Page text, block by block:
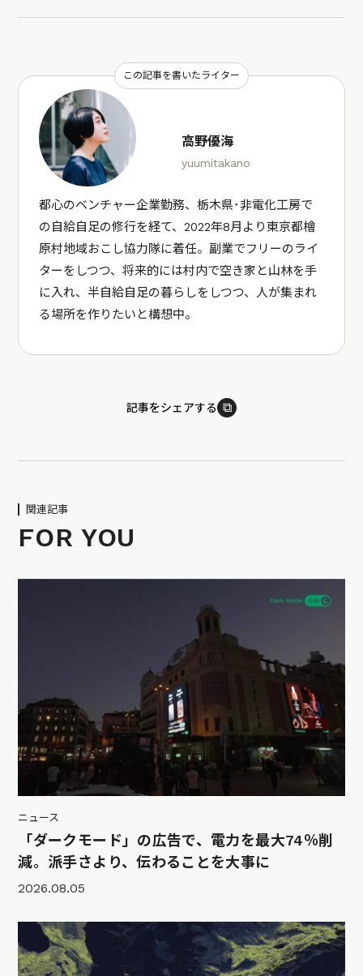
この記事を書いたライター
高野優海
yuumitakano
都心のベンチャー企業勤務、栃木県･非電化工房で
の自給自足の修行を経て、2022年8月より東京都檜
原村地域おこし協力隊に着任。副業でフリーのライ
ターをしつつ、将来的には村内で空き家と山林を手
に入れ、半自給自足の暮らしをしつつ、人が集まれ
る場所を作りたいと構想中。
記事をシェアする ⧉
関連記事
FOR YOU
ニュース
「ダークモード」の広告で、電力を最大74％削
減。派手さより、伝わることを大事に
2026.08.05